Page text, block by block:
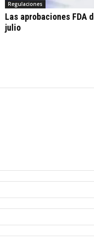
Regulaciones
Las aprobaciones FDA
julio